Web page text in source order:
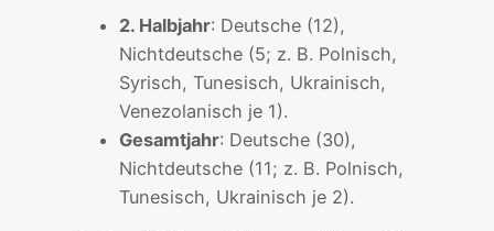
2. Halbjahr: Deutsche (12),
Nichtdeutsche (5; z. B. Polnisch,
Syrisch, Tunesisch, Ukrainisch,
Venezolanisch je 1).
Gesamtjahr: Deutsche (30),
Nichtdeutsche (11; z. B. Polnisch,
Tunesisch, Ukrainisch je 2).